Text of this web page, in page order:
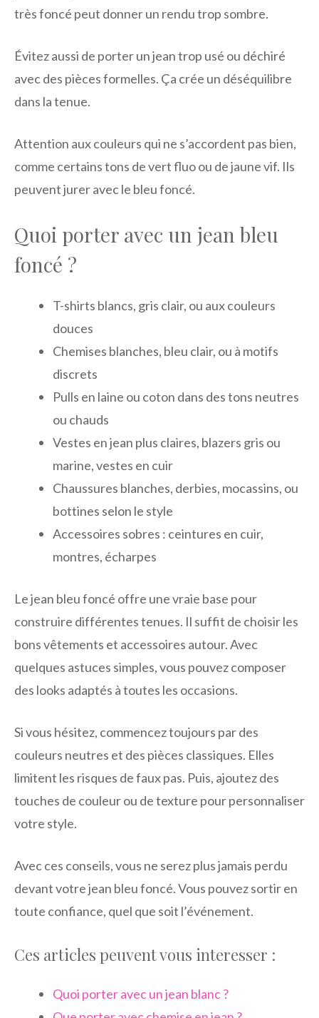
très foncé peut donner un rendu trop sombre.
Évitez aussi de porter un jean trop usé ou déchiré
avec des pièces formelles. Ça crée un déséquilibre
dans la tenue.
Attention aux couleurs qui ne s’accordent pas bien,
comme certains tons de vert fluo ou de jaune vif. Ils
peuvent jurer avec le bleu foncé.
Quoi porter avec un jean bleu
foncé ?
T-shirts blancs, gris clair, ou aux couleurs
douces
Chemises blanches, bleu clair, ou à motifs
discrets
Pulls en laine ou coton dans des tons neutres
ou chauds
Vestes en jean plus claires, blazers gris ou
marine, vestes en cuir
Chaussures blanches, derbies, mocassins, ou
bottines selon le style
Accessoires sobres : ceintures en cuir,
montres, écharpes
Le jean bleu foncé offre une vraie base pour
construire différentes tenues. Il suffit de choisir les
bons vêtements et accessoires autour. Avec
quelques astuces simples, vous pouvez composer
des looks adaptés à toutes les occasions.
Si vous hésitez, commencez toujours par des
couleurs neutres et des pièces classiques. Elles
limitent les risques de faux pas. Puis, ajoutez des
touches de couleur ou de texture pour personnaliser
votre style.
Avec ces conseils, vous ne serez plus jamais perdu
devant votre jean bleu foncé. Vous pouvez sortir en
toute confiance, quel que soit l’événement.
Ces articles peuvent vous interesser :
Quoi porter avec un jean blanc ?